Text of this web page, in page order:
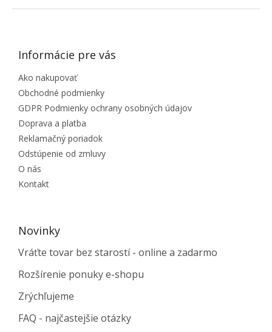
ZÁPÄTIE
Informácie pre vás
Ako nakupovať
Obchodné podmienky
GDPR Podmienky ochrany osobných údajov
Doprava a platba
Reklamačný poriadok
Odstúpenie od zmluvy
O nás
Kontakt
Novinky
Vráťte tovar bez starostí - online a zadarmo
Rozšírenie ponuky e-shopu
Zrýchľujeme
FAQ - najčastejšie otázky